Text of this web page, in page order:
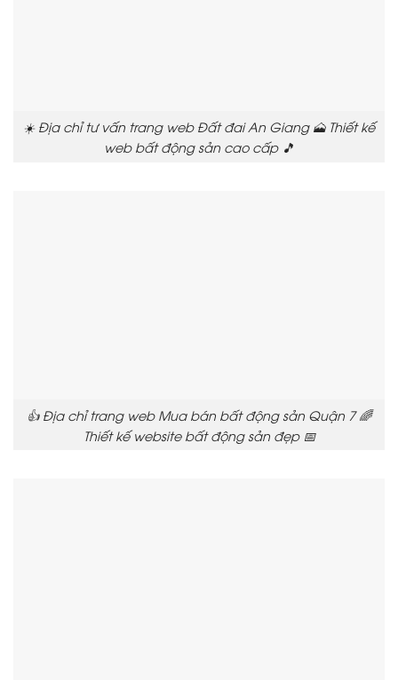
☀️ Địa chỉ tư vấn trang web Đất đai An Giang 🗻 Thiết kế
web bất động sản cao cấp 🎵
👍 Địa chỉ trang web Mua bán bất động sản Quận 7 🌈
Thiết kế website bất động sản đẹp 📅